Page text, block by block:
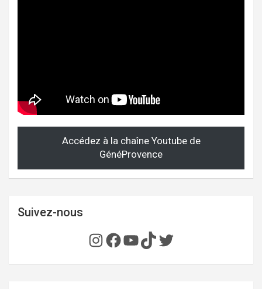
Accédez à la chaîne Youtube de
GénéProvence
Suivez-nous
Instagram
Facebook
YouTube
TikTok
Twitter